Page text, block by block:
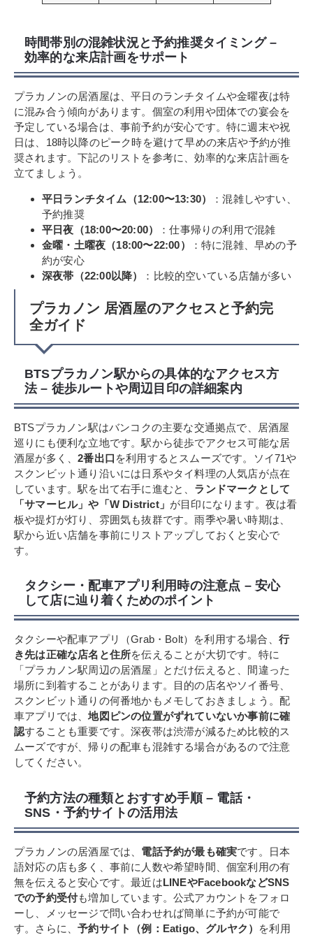
時間帯別の混雑状況と予約推奨タイミング –
効率的な来店計画をサポート
プラカノンの居酒屋は、平日のランチタイムや金曜夜は特
に混み合う傾向があります。個室の利用や団体での宴会を
予定している場合は、事前予約が安心です。特に週末や祝
日は、18時以降のピーク時を避けて早めの来店や予約が推
奨されます。下記のリストを参考に、効率的な来店計画を
立てましょう。
平日ランチタイム（12:00〜13:30）
：混雑しやすい、
予約推奨
平日夜（18:00〜20:00）
：仕事帰りの利用で混雑
金曜・土曜夜（18:00〜22:00）
：特に混雑、早めの予
約が安心
深夜帯（22:00以降）
：比較的空いている店舗が多い
プラカノン 居酒屋のアクセスと予約完
全ガイド
BTSプラカノン駅からの具体的なアクセス方
法 – 徒歩ルートや周辺目印の詳細案内
BTSプラカノン駅はバンコクの主要な交通拠点で、居酒屋
巡りにも便利な立地です。駅から徒歩でアクセス可能な居
酒屋が多く、2番出口 を利用するとスムーズです。ソイ71や
スクンビット通り沿いには日系やタイ料理の人気店が点在
しています。駅を出て右手に進むと、 ランドマークとして
「サマーヒル」や「W District」 が目印になります。夜は看
板や提灯が灯り、雰囲気も抜群です。雨季や暑い時期は、
駅から近い店舗を事前にリストアップしておくと安心で
す。
タクシー・配車アプリ利用時の注意点 – 安心
して店に辿り着くためのポイント
タクシーや配車アプリ（Grab・Bolt）を利用する場合、 行
き先は正確な店名と住所を伝えることが大切です。特に
「プラカノン駅周辺の居酒屋」とだけ伝えると、間違った
場所に到着することがあります。目的の店名やソイ番号、
スクンビット通りの何番地かもメモしておきましょう。配
車アプリでは、地図ピンの位置がずれていないか事前に確
認することも重要です。深夜帯は渋滞が減るため比較的ス
ムーズですが、帰りの配車も混雑する場合があるので注意
してください。
予約方法の種類とおすすめ手順 – 電話・
SNS・予約サイトの活用法
プラカノンの居酒屋では、 電話予約が最も確実です。日本
語対応の店も多く、事前に人数や希望時間、個室利用の有
無を伝えると安心です。最近はLINEやFacebookなどSNS
での予約受付も増加しています。公式アカウントをフォロ
ーし、メッセージで問い合わせれば簡単に予約が可能で
す。さらに、予約サイト（例：Eatigo、グルヤク）
を利用